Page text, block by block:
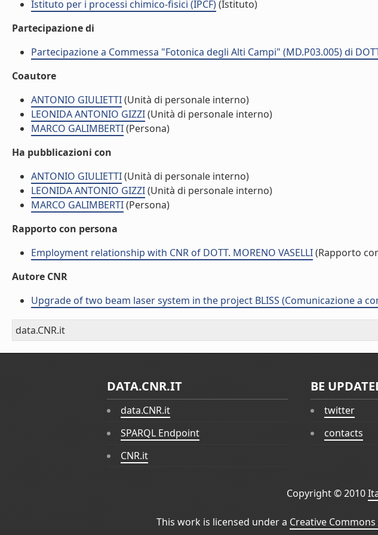
Istituto per i processi chimico-fisici (IPCF)(Istituto)
Partecipazione di
Partecipazione a Commessa "Fotonica degli Alti Campi" (MD.P03.005) di
Coautore
ANTONIO GIULIETTI(Unità di personale interno)
LEONIDA ANTONIO GIZZI(Unità di personale interno)
MARCO GALIMBERTI(Persona)
Ha pubblicazioni con
ANTONIO GIULIETTI(Unità di personale interno)
LEONIDA ANTONIO GIZZI(Unità di personale interno)
MARCO GALIMBERTI(Persona)
Rapporto con persona
Employment relationship with CNR of DOTT. MORENO VASELLI(Rapporto
Autore CNR
Upgrade of two beam laser system in the project BLISS (Comunicazione a
data.CNR.it
DATA.CNR.IT
data.CNR.it
SPARQL Endpoint
CNR.it
BE
twitter
contacts
Copyright © 2010
This work is licensed under a Creative